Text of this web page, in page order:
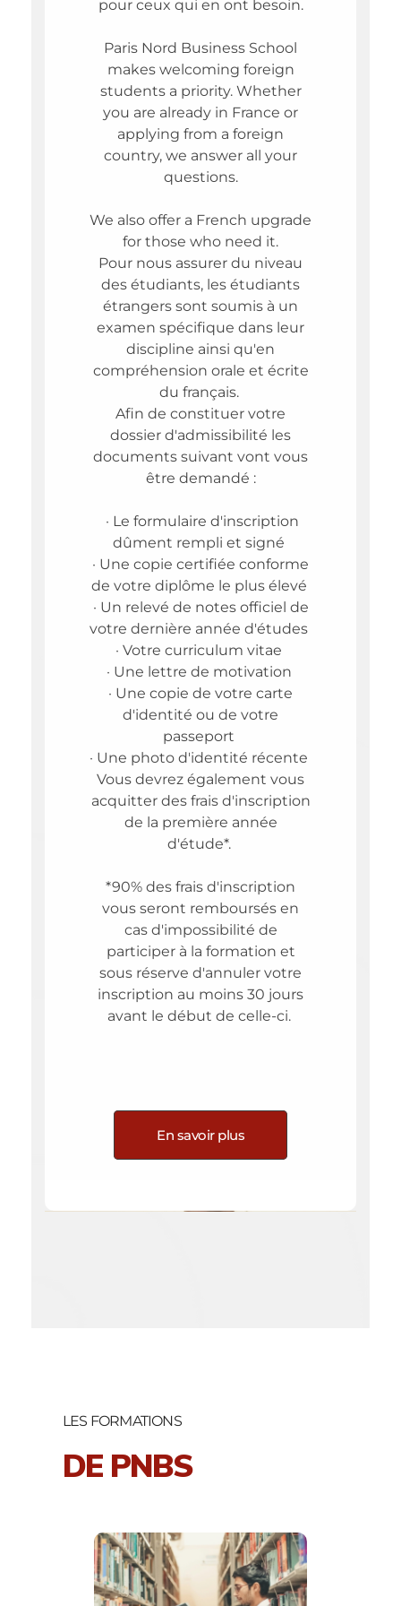
pour ceux qui en ont besoin.
Paris Nord Business School
makes welcoming foreign
students a priority. Whether
you are already in France or
applying from a foreign
country, we answer all your
questions.
We also offer a French upgrade
for those who need it.
Pour nous assurer du niveau
des étudiants, les étudiants
étrangers sont soumis à un
examen spécifique dans leur
discipline ainsi qu'en
compréhension orale et écrite
du français.
Afin de constituer votre
dossier d'admissibilité les
documents suivant vont vous
être demandé :
· Le formulaire d'inscription
dûment rempli et signé
· Une copie certifiée conforme
de votre diplôme le plus élevé
· Un relevé de notes officiel de
votre dernière année d'études
· Votre curriculum vitae
· Une lettre de motivation
· Une copie de votre carte
d'identité ou de votre
passeport
· Une photo d'identité récente
Vous devrez également vous
acquitter des frais d'inscription
de la première année
d'étude*.
*90% des frais d'inscription
vous seront remboursés en
cas d'impossibilité de
participer à la formation et
sous réserve d'annuler votre
inscription au moins 30 jours
avant le début de celle-ci.
En savoir plus
LES FORMATIONS
DE PNBS